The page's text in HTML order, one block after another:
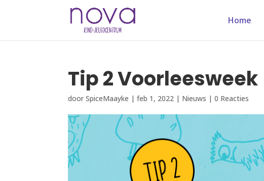
Home
Tip 2 Voorleesweek
doorSpiceMaayke |feb 1, 2022 | Nieuws |0 Reacties